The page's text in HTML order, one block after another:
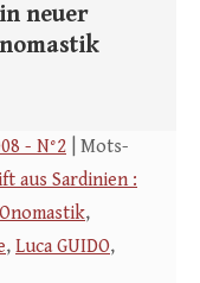
neuer
- N°2 | Mots-
aus Sardinien :
,
, Luca GUIDO,